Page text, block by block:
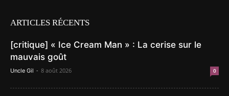
ARTICLES RÉCENTS
[critique] « Ice Cream Man » : La cerise sur le
mauvais goût
Uncle Gil - 8 août 2026 0